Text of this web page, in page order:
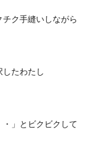
ク手縫いしながら
たわたし
」とビクビクして